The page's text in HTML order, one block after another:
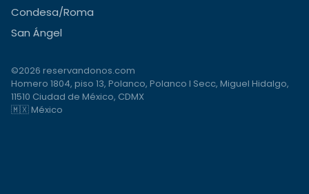
Condesa/Roma
San Ángel
©2026 reservandonos.com
Homero 1804, piso 13, Polanco, Polanco I Secc, Miguel Hidalgo,
11510 Ciudad de México, CDMX
🇲🇽 México